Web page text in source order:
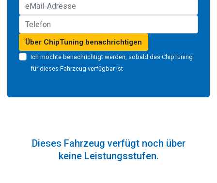
Über ChipTuning benachrichtigen
Ich möchte benachrichtigt werden, sobald das ChipTuning
für dieses Fahrzeug verfügbar ist
Dieses Fahrzeug verfügt noch über
keine Leistungsstufen.